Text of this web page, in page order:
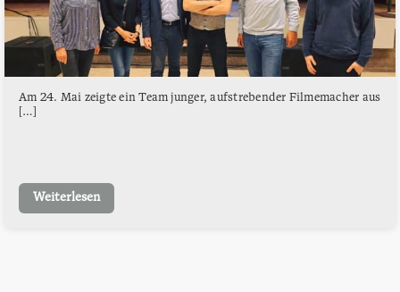
Am 24. Mai zeigte ein Team junger, aufstrebender Filmemacher aus
[…]
Weiterlesen